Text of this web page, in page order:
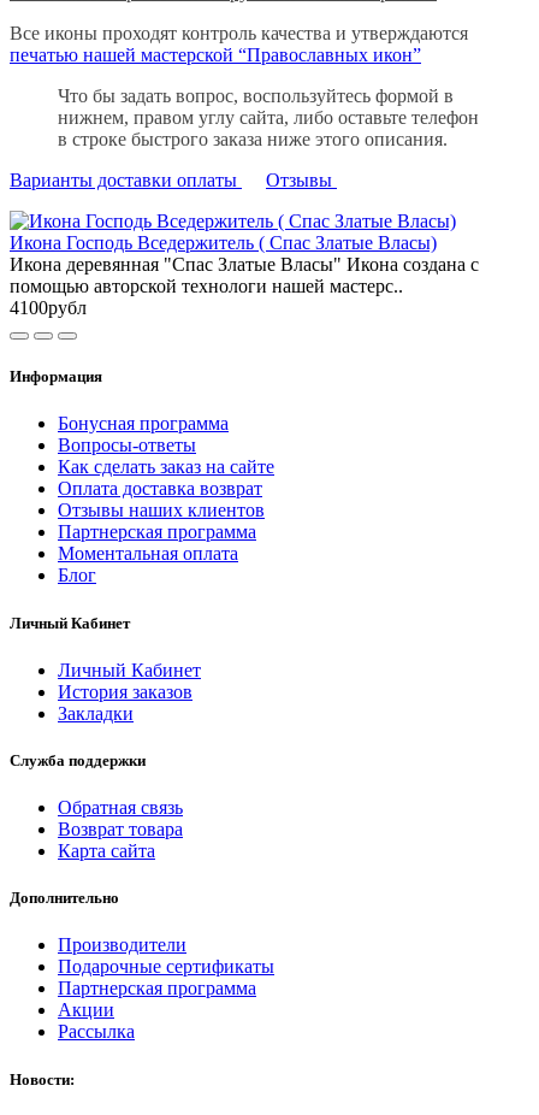
Все иконы проходят контроль качества и утверждаются
печатью нашей мастерской “Православных икон”
Что бы задать вопрос, воспользуйтесь формой в
нижнем, правом углу сайта, либо оставьте телефон
в строке быстрого заказа ниже этого описания.
Варианты доставки оплаты
Отзывы
Икона Господь Вседержитель ( Спас Златые Власы)
Икона деревянная "Спас Златые Власы" Икона создана с
помощью авторской технологи нашей мастерс..
4100рубл
Информация
Бонусная программа
Вопросы-ответы
Как сделать заказ на сайте
Оплата доставка возврат
Отзывы наших клиентов
Партнерская программа
Моментальная оплата
Блог
Личный Кабинет
Личный Кабинет
История заказов
Закладки
Служба поддержки
Обратная связь
Возврат товара
Карта сайта
Дополнительно
Производители
Подарочные сертификаты
Партнерская программа
Акции
Рассылка
Новости: